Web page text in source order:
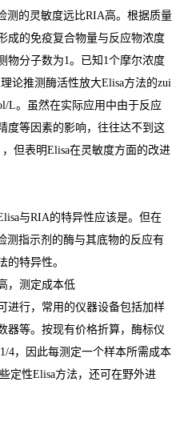
测的灵敏度远比RIA高。根据质量
成的免疫复合物量与反应物浓度
物分子数为1 。已知 1 个摩尔浓度
论推测酶活性放大Elisa方法的zui
L。虽然在实际应用中由于反应
度等因素的影响，往往达不到这
但表明Elisa在灵敏度方面的改进
与RIA的特异性应该是。但在
测指示剂的酶与其底物的反应有
的特异性。
，测定成本低
进行，常用的仪器设备包括加样
器等。按现有价格折算，酶标仪
1/4，因此每测定一个样本所需成本
定性Elisa方法，还可在野外进